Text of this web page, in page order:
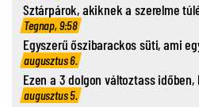
Sztárpárok, akiknek a szerelme
Tegnap, 9:58
Egyszerű őszibarackos süti, ami
augusztus 6.
Ezen a 3 dolgon változtass
augusztus 5.